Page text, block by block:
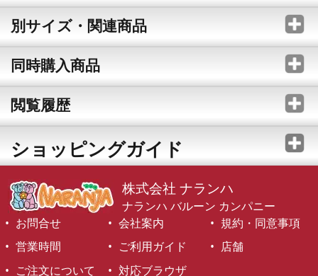
別サイズ・関連商品
同時購入商品
閲覧履歴
ショッピングガイド
株式会社 ナランハ
ナランハ バルーン カンパニー
お問合せ
会社案内
規約・同意事項
営業時間
ご利用ガイド
店舗
ご注文について
対応ブラウザ